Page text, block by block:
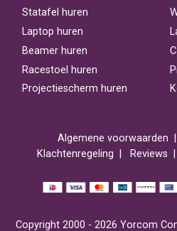
Statafel huren
Laptop huren
Beamer huren
Racestoel huren
Projectiescherm huren
Algemene voorwaarden
Klachtenregeling
Reviews
Copyright 2000 - 2026 Yorcom